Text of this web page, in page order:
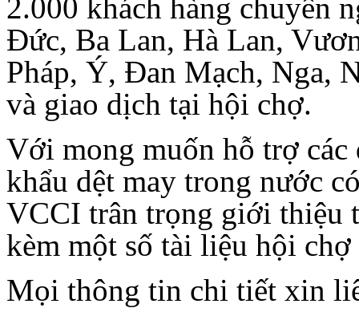
2.000 khách hàng chuyên
Đức, Ba Lan, Hà Lan,
Pháp, Ý, Đan Mạch, Nga,
và giao dịch tại hội chợ.
Với mong muốn hỗ trợ các
khẩu dệt may trong nước
VCCI trân trọng giới thiệu
kèm một số tài liệu hội
Mọi thông tin chi tiết xin